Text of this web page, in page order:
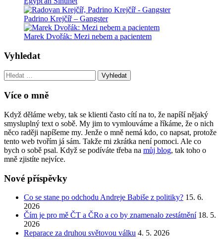
Padrino Krejčíř – Gangster
Marek Dvořák: Mezi nebem a pacientem
Vyhledat
Vyhledat:
Více o mně
Když děláme weby, tak se klienti často cítí na to, že napíší nějaký
smysluplný text o sobě. My jim to vymlouváme a říkáme, že o nich
něco raději napíšeme my. Jenže o mně nemá kdo, co napsat, protože
tento web tvořím já sám. Takže mi zkrátka není pomoci. Ale co
bych o sobě psal. Když se podíváte třeba na můj blog, tak toho o
mně zjistíte nejvíce.
Nové příspěvky
Co se stane po odchodu Andreje Babiše z politiky? 15. 6.
2026
Čím je pro mě ČT a ČRo a co by znamenalo zestátnění 18. 5.
2026
Reparace za druhou světovou válku 4. 5. 2026